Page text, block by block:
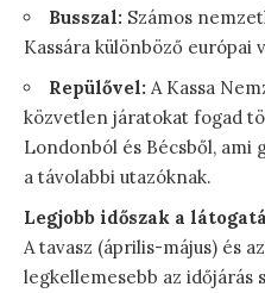
Busszal: Számos
Kassára különböző európai
Repülővel: A Kassa
közvetlen járatokat fogad
Londonból és Bécsből,
a távolabbi utazóknak.
Legjobb időszak a
A tavasz (április-május) és
legkellemesebb az időjárás